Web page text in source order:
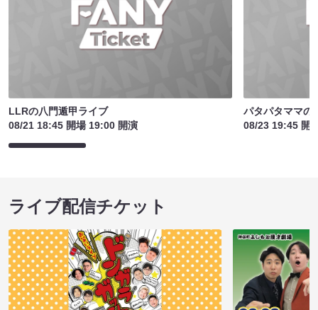
LLRの八門遁甲ライブ
08/21 18:45 開場 19:00 開演
パタパタママの
08/23 19:45 開
ライブ配信チケット